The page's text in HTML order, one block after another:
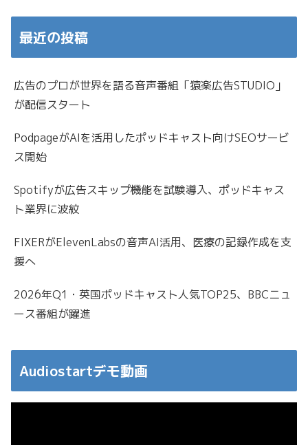
最近の投稿
広告のプロが世界を語る音声番組「猿楽広告STUDIO」
が配信スタート
PodpageがAIを活用したポッドキャスト向けSEOサービ
ス開始
Spotifyが広告スキップ機能を試験導入、ポッドキャス
ト業界に波紋
FIXERがElevenLabsの音声AI活用、医療の記録作成を支
援へ
2026年Q1・英国ポッドキャスト人気TOP25、BBCニュ
ース番組が躍進
Audiostartデモ動画